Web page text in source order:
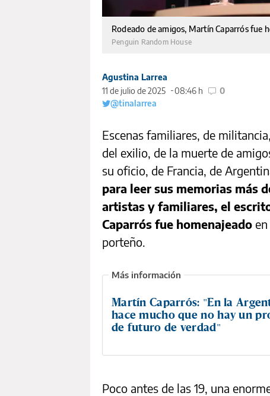
Rodeado de amigos, Martín Caparrós fue
Penguin Random House
Agustina Larrea
11 de julio de 2025
08:46 h
0
@tinalarrea
Escenas familiares, de
del exilio, de la muerte de
su oficio, de Francia, de
para leer sus memorias más
artistas y familiares, el
Caparrós fue homenajeado
porteño.
Martín Caparrós: "En la
hace mucho que no hay un
de futuro de verdad"
Poco antes de las 19, una